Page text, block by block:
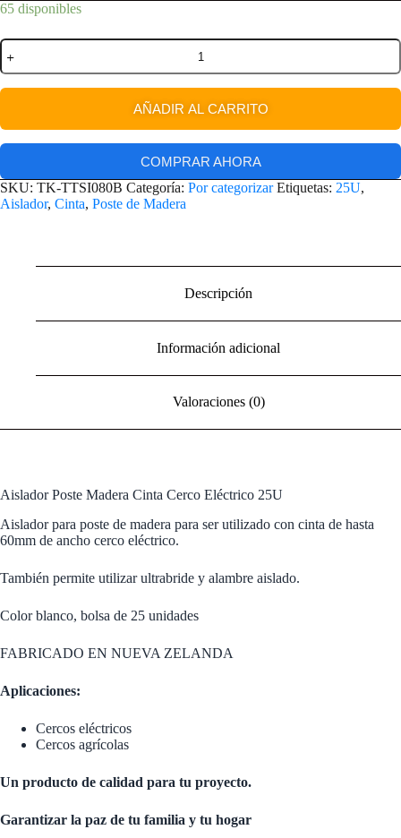
65 disponibles
AÑADIR AL CARRITO
COMPRAR AHORA
SKU: TK-TTSI080B Categoría: Por categorizar Etiquetas: 25U,
Aislador, Cinta, Poste de Madera
Descripción
Información adicional
Valoraciones (0)
Aislador Poste Madera Cinta Cerco Eléctrico 25U
Aislador para poste de madera para ser utilizado con cinta de hasta
60mm de ancho cerco eléctrico.
También permite utilizar ultrabride y alambre aislado.
Color blanco, bolsa de 25 unidades
FABRICADO EN NUEVA ZELANDA
Aplicaciones:
Cercos eléctricos
Cercos agrícolas
Un producto de calidad para tu proyecto.
Garantizar la paz de tu familia y tu hogar